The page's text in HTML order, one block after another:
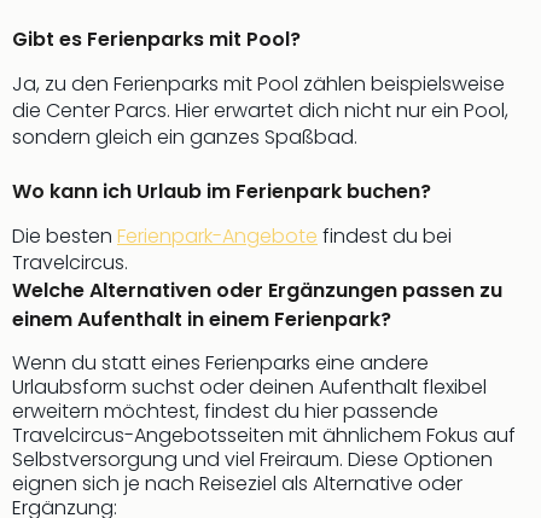
Gibt es Ferienparks mit Pool?
Ja, zu den Ferienparks mit Pool zählen beispielsweise
die Center Parcs. Hier erwartet dich nicht nur ein Pool,
sondern gleich ein ganzes Spaßbad.
Wo kann ich Urlaub im Ferienpark buchen?
Die besten Ferienpark-Angebote findest du bei
Travelcircus.
Welche Alternativen oder Ergänzungen passen zu
einem Aufenthalt in einem Ferienpark?
Wenn du statt eines Ferienparks eine andere
Urlaubsform suchst oder deinen Aufenthalt flexibel
erweitern möchtest, findest du hier passende
Travelcircus-Angebotsseiten mit ähnlichem Fokus auf
Selbstversorgung und viel Freiraum. Diese Optionen
eignen sich je nach Reiseziel als Alternative oder
Ergänzung: